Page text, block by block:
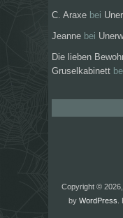
C. Araxe bei
Jeanne bei
Die lieben
Gruselkabinett
Copyright ©
by WordPress